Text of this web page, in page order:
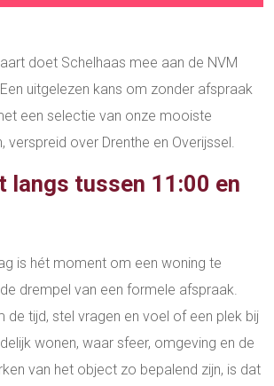
doet Schelhaas mee aan de NVM
uitgelezen kans om zonder afspraak
een selectie van onze mooiste
verspreid over Drenthe en Overijssel.
langs tussen 11:00 en
is hét moment om een woning te
drempel van een formele afspraak.
de tijd, stel vragen en voel of een plek bij
wonen, waar sfeer, omgeving en de
van het object zo bepalend zijn, is dat